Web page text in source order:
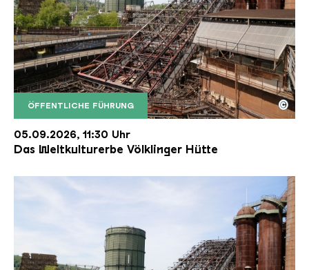
ÖFFENTLICHE FÜHRUNG
Der Erzschrägaufzug der Völklinger Hütte mit
Copyright: Weltkulturerbe Völklinger Hütte | Karl
©
05.09.2026, 11:30 Uhr
Das Weltkulturerbe Völklinger Hütte